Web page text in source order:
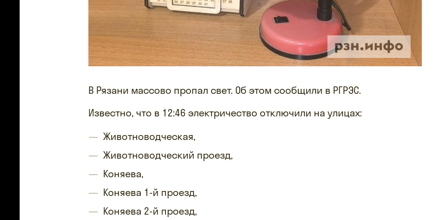
В Рязани массово пропал свет. Об этом сообщили в РГРЭС.
Известно, что в 12:46 электричество отключили на улицах:
Животноводческая,
Животноводческий проезд,
Коняева,
Коняева 1-й проезд,
Коняева 2-й проезд,